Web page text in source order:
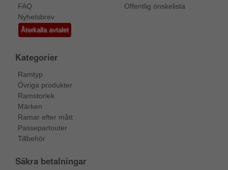
FAQ
Nyhetsbrev
Återkalla avtalet
Offentlig önskelista
Kategorier
Ramtyp
Övriga produkter
Ramstorlek
Märken
Ramar efter mått
Passepartouter
Tillbehör
Säkra betalningar